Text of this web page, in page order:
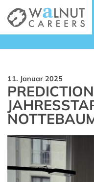
11. Januar 2025